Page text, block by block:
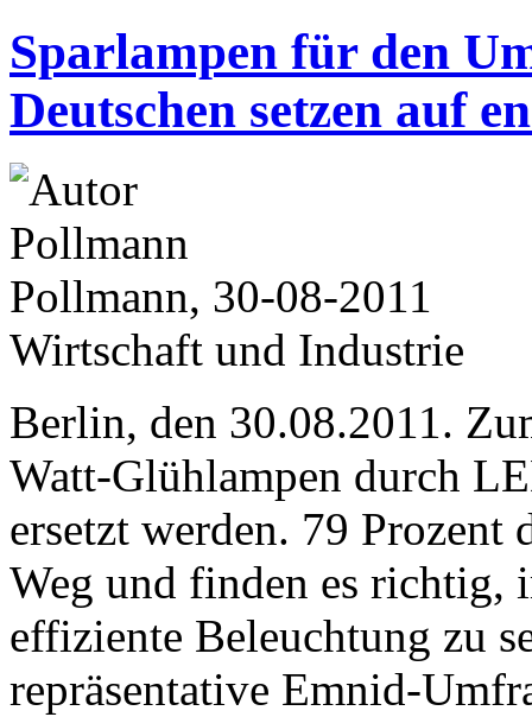
Sparlampen für den
Deutschen setzen auf
Pollmann, 30-08-2011
Wirtschaft und Industrie
Berlin, den 30.08.2011.
Watt-Glühlampen durch
ersetzt werden. 79 Prozent
Weg und finden es richtig,
effiziente Beleuchtung zu
repräsentative Emnid-